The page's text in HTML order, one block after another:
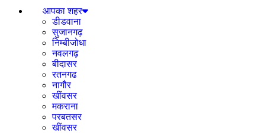
आपका शहर
डीडवाना
सुजानगढ़
निम्बीजोधा
नवलगढ़
बीदासर
रतनगढ
नागौर
खींवसर
मकराना
परबतसर
खींवसर